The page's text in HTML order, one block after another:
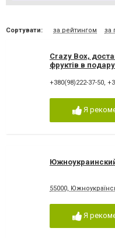
Сортувати: за рейтингом за
Crazy Box,
фруктів в
+380(98)222-37-50,
Я
55000,
Я